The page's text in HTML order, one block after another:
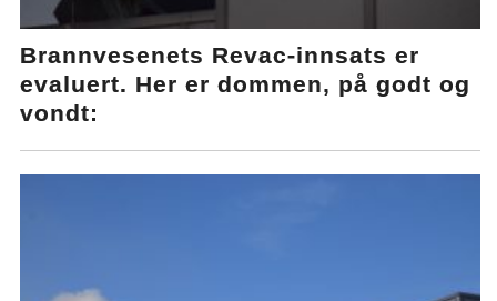
Brannvesenets Revac-innsats er
evaluert. Her er dommen, på godt og
vondt: